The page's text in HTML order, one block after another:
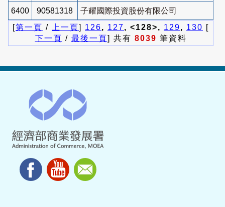
6400 90581318
子耀國際投資股份有限公司
[第一頁 / 上一頁] 126, 127, <128>, 129, 130 [
下一頁 / 最後一頁] 共有 8039 筆資料